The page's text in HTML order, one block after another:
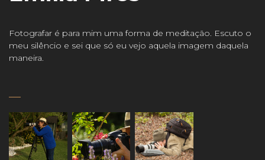
Fotografar é para mim uma forma de meditação. Escuto o
meu silêncio e sei que só eu vejo aquela imagem daquela
maneira.